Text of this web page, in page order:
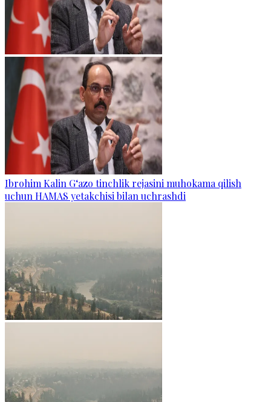
Ibrohim Kalin G‘azo tinchlik rejasini muhokama qilish
uchun HAMAS yetakchisi bilan uchrashdi